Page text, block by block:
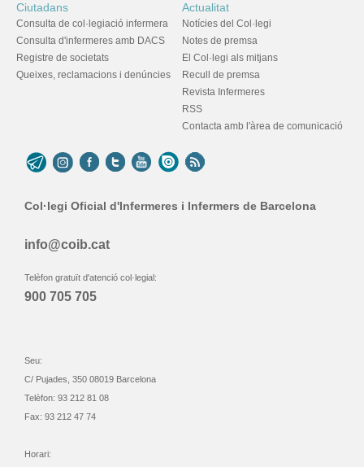
Ciutadans
Consulta de col·legiació infermera
Consulta d'infermeres amb DACS
Registre de societats
Queixes, reclamacions i denúncies
Actualitat
Notícies del Col·legi
Notes de premsa
El Col·legi als mitjans
Recull de premsa
Revista Infermeres
RSS
Contacta amb l'àrea de comunicació
Col·legi Oficial d'Infermeres i Infermers de Barcelona
info@coib.cat
Telèfon gratuït d'atenció col·legial:
900 705 705
Seu:
C/ Pujades, 350 08019 Barcelona
Telèfon: 93 212 81 08
Fax: 93 212 47 74
Horari: